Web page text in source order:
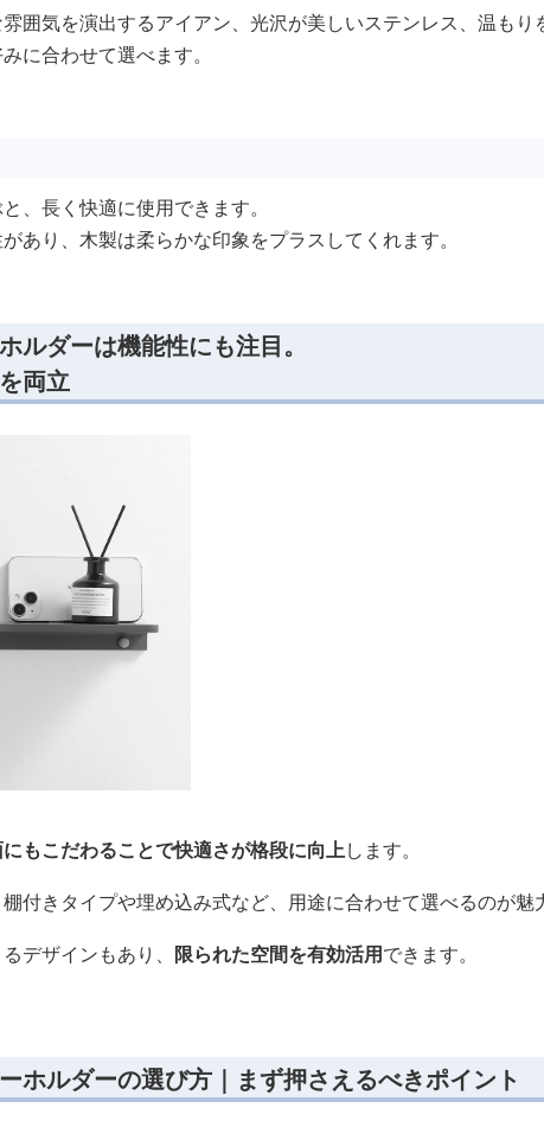
囲気を演出するアイアン、光沢が美しいステンレス、温も
に合わせて選べます。
、長く快適に使用できます。
あり、木製は柔らかな印象をプラスしてくれます。
ルダーは機能性にも注目。
両立
もこだわることで快適さが格段に向上します。
付きタイプや埋め込み式など、用途に合わせて選べるのが魅
デザインもあり、 限られた空間を有効活用できます。
ホルダーの選び方｜まず押さえるべきポイント